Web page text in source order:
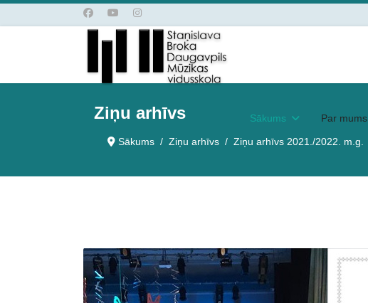
Sākums Par mums
Ziņu arhīvs
Sākums Ziņu arhīvs Ziņu arhīvs 2021./2022. m.g.